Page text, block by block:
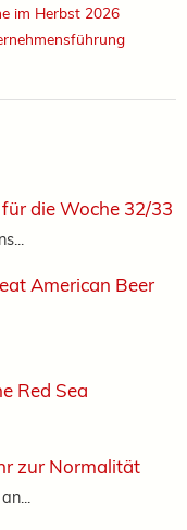
im Herbst 2026
die Woche 32/33
American Beer
Red Sea
zur Normalität